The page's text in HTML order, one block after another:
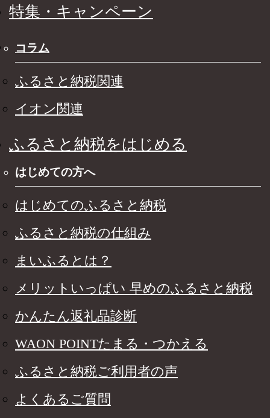
特集・キャンペーン
コラム
ふるさと納税関連
イオン関連
ふるさと納税をはじめる
はじめての方へ
はじめてのふるさと納税
ふるさと納税の仕組み
まいふるとは？
メリットいっぱい 早めのふるさと納税
かんたん返礼品診断
WAON POINTたまる・つかえる
ふるさと納税ご利用者の声
よくあるご質問